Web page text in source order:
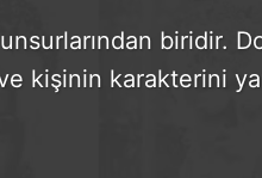
biridir.
kişinin karakterini